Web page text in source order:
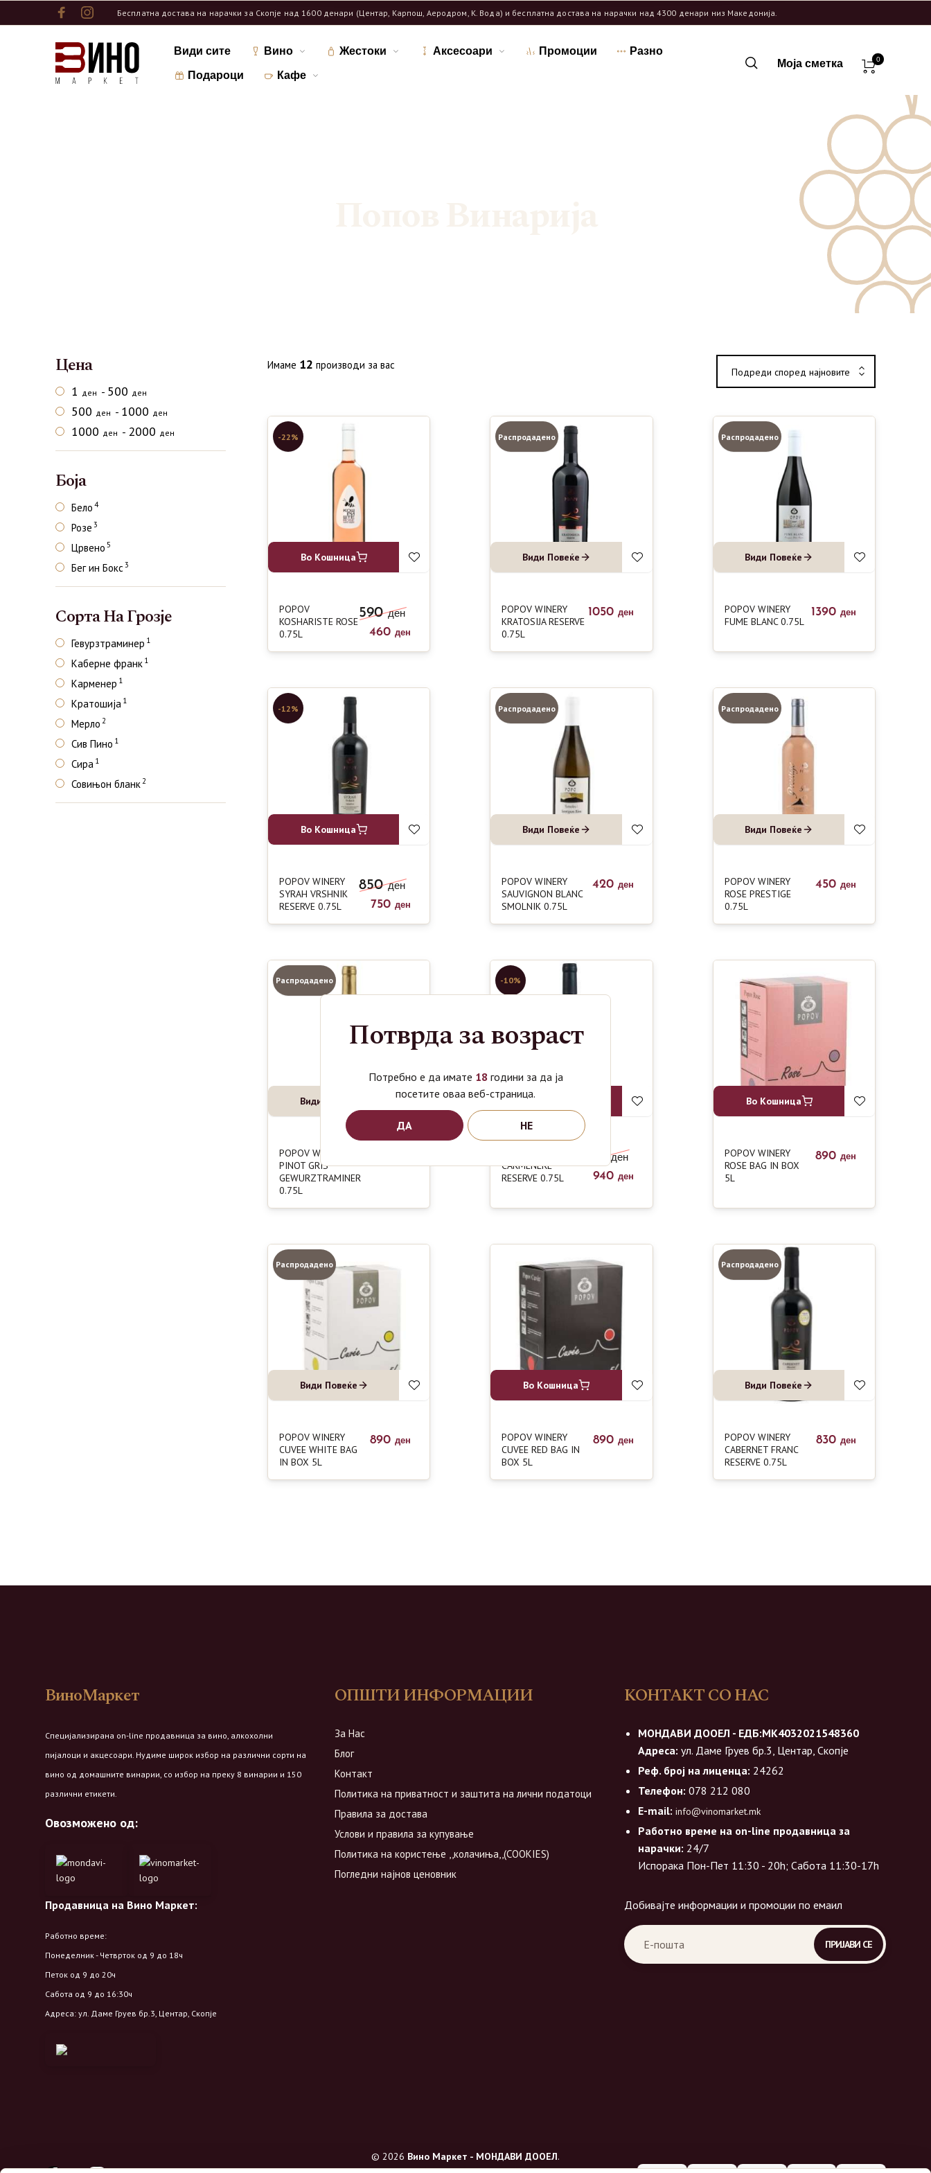
Бесплатна достава на нарачки за Скопје над 1600 денари (Центар, Карпош, Аеродром, К. Вода) и бесплатна достава на нарачки над 4300 денари низ Македонија.
Види сите Вино Жестоки Аксесоари Промоции Разно
Подароци Кафе
Моја сметка 0
Цена
1 ден - 500 ден
500 ден - 1000 ден
1000 ден - 2000 ден
Боја
Бело 4
Розе 3
Црвено 5
Бег ин Бокс 3
Сорта На Грозје
Гевурзтраминер 1
Каберне франк 1
Карменер 1
Кратошија 1
Мерло 2
Сив Пино 1
Сира 1
Совињон бланк2
Имаме 12 производи за вас
Подреди според најновите
-22%
Во Кошница
POPOV
KOSHARISTE ROSE
0.75L
590ден
460ден
Распродадено
Види Повеќе
POPOV WINERY
KRATOSIJA RESERVE
0.75L
1050 ден
Распродадено
Види Повеќе
POPOV WINERY
FUME BLANC 0.75L
1390 ден
-12%
Во Кошница
POPOV WINERY
SYRAH VRSHNIK
RESERVE 0.75L
850ден
750ден
Распродадено
Види Повеќе
POPOV WINERY
SAUVIGNON BLANC
SMOLNIK 0.75L
420 ден
Распродадено
Види Повеќе
POPOV WINERY
ROSE PRESTIGE
0.75L
450 ден
Распродадено
Види Повеќе
POPOV WINERY
PINOT GRIS
GEWURZTRAMINER
0.75L
-10%
Во Кошница
CARMENERE
RESERVE 0.75L
ден
940 ден
Во Кошница
POPOV WINERY
ROSE BAG IN BOX
5L
890 ден
Распродадено
Види Повеќе
POPOV WINERY
CUVEE WHITE BAG
IN BOX 5L
890ден
Во Кошница
POPOV WINERY
CUVEE RED BAG IN
BOX 5L
890 ден
Распродадено
Види Повеќе
POPOV WINERY
CABERNET FRANC
RESERVE 0.75L
830 ден
ВиноМаркет
Специјализирана on-line продавница за вино, алкохолни
пијалоци и акцесоари. Нудиме широк избор на различни сорти на
вино од домашните винарии, со избор на преку 8 винарии и 150
различни етикети.
Овозможено од:
Продавница на Вино Маркет:
Работно време:
Понеделник - Четврток од 9 до 18ч
Петок од 9 до 20ч
Сабота од 9 до 16:30ч
Адреса: ул. Даме Груев бр.3, Центар, Скопје
ОПШТИ ИНФОРМАЦИИ
За Нас
Блог
Контакт
Политика на приватност и заштита на лични податоци
Правила за достава
Услови и правила за купување
Политика на користење ,,колачиња,,(COOKIES)
Погледни најнов ценовник
КОНТАКТ СО НАС
МОНДАВИ ДООЕЛ - ЕДБ:МК4032021548360
Адреса: ул. Даме Груев бр.3, Центар, Скопје
Реф. број на лиценца: 24262
Телефон: 078 212 080
E-mail: info@vinomarket.mk
Работно време на on-line продавница за
нарачки: 24/7
Испорака Пон-Пет 11:30 - 20h; Сабота 11:30-17h
Добивајте информации и промоции по емаил
© 2026 Вино Маркет - МОНДАВИ ДООЕЛ.
Потврда за возраст
Потребно е да имате 18 години за да ја
посетите оваа веб-страница.
ДА НЕ